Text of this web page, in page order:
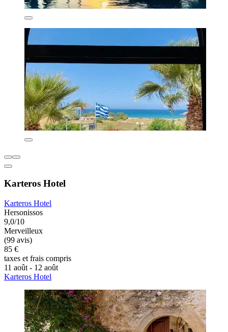
Karteros Hotel
Karteros Hotel
Hersonissos
9,0/10
Merveilleux
(99 avis)
85 €
taxes et frais compris
11 août - 12 août
Karteros Hotel